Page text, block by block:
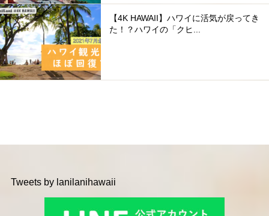
【4K HAWAII】ハワイに活気が戻ってき
た！？ハワイの「クヒ...
Tweets by lanilanihawaii